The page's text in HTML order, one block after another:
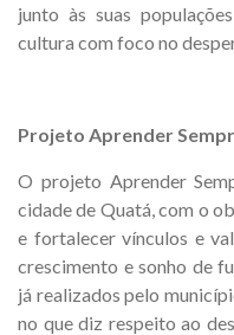
junto às suas
cultura com foco no
Projeto Aprender
O projeto Aprender
cidade de Quatá, com o
e fortalecer vínculos e
crescimento e sonho de
já realizados pelo
no que diz respeito ao